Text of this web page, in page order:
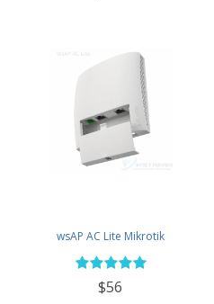
wsAP AC Lite Mikrotik
$56